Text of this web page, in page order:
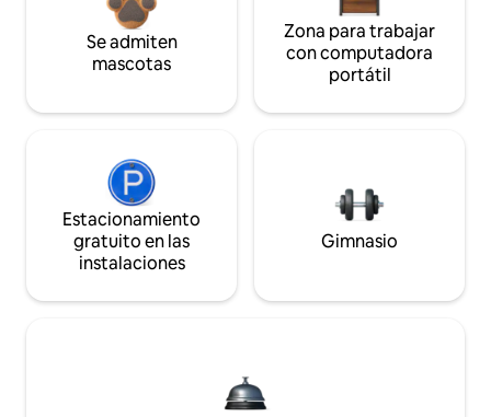
Se admiten
mascotas
Zona para trabajar
con computadora
portátil
Estacionamiento
gratuito en las
instalaciones
Gimnasio